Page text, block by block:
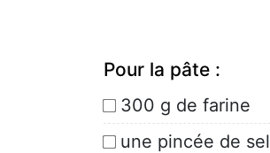
Pour la pâte :
300 g de farine
une pincée de sel